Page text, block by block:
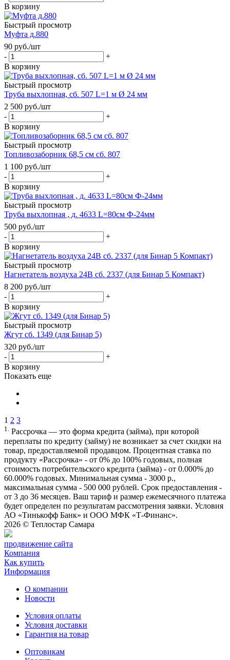
В корзину
Быстрый просмотр
Муфта д.880
90 руб./шт
-
+
В корзину
Быстрый просмотр
Труба выхлопная, сб. 507 L=1 м Ø 24 мм
2 500 руб./шт
-
+
В корзину
Быстрый просмотр
Топливозаборник 68,5 см сб. 807
1 100 руб./шт
-
+
В корзину
Быстрый просмотр
Труба выхлопная , д. 4633 L=80см Ф-24мм
500 руб./шт
-
+
В корзину
Быстрый просмотр
Нагнетатель воздуха 24В сб. 2337 (для Бинар 5 Компакт)
8 200 руб./шт
-
+
В корзину
Быстрый просмотр
Жгут сб. 1349 (для Бинар 5)
320 руб./шт
-
+
В корзину
Показать еще
1 2 3
1. Рассрочка — это форма кредита (займа), при которой
переплаты по кредиту (займу) не возникает за счет скидки на
товар, предоставляемой продавцом. Процентная ставка по
продукту «Рассрочка» - от 0% до 100% годовых, полная
стоимость потребительского кредита (займа) - от 0.000% до
60.000% годовых. Минимальная сумма - 3000 р.,
максимальная сумма - 500 000 рублей. Срок предоставления -
от 3 до 36 месяцев. Ваш тариф и размер ежемесячного платежа
будет определен по результатам рассмотрения заявки. Условия
АО «Тинькофф Банк» и ООО МФК «Т-Финанс».
2026 © Теплостар Самара
продвижение сайта
Компания
Как купить
Информация
О компании
Новости
Условия оплаты
Условия доставки
Гарантия на товар
Оптовикам